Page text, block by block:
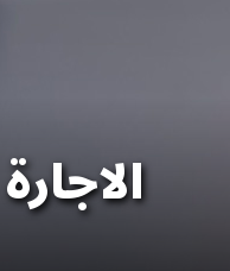
الاجارة